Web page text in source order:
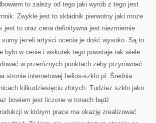
ORAZ
CENNYCH
to zależy od tego jaki wyrób z tego jest
Zwykle jest to składnik pierwotny jaki może
to oraz cena definitywna jest niezmiernie
jeżeli artyści ocenia je dość wysoko. Są to
było w cenie i wskutek tego powstaje tak wiele
w przeróżnych punktach żeby przyrównać
stronie internetowej helios-szklo.pl. Średnia
kilkudziesięciu złotych. Tudzież szkło jako
bowiem jest liczone w tonach bądź
w którym prace ma okazję zrealizować